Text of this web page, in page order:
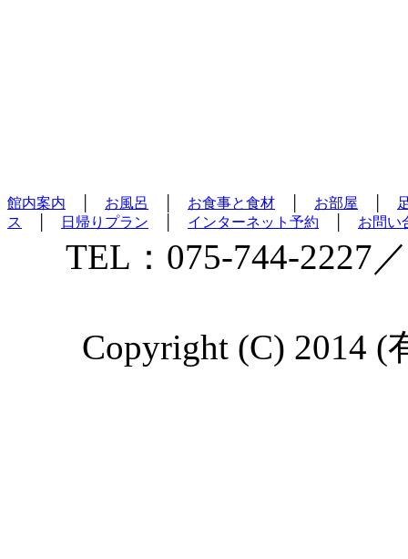
館内案内 お風呂 お食事と食材 お部屋
ス
日帰りプラン インターネット予約 お問い
TEL：075-744-2227
Copyright (C) 2014 (